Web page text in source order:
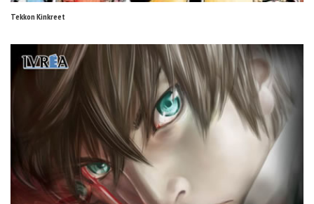
Tekkon Kinkreet